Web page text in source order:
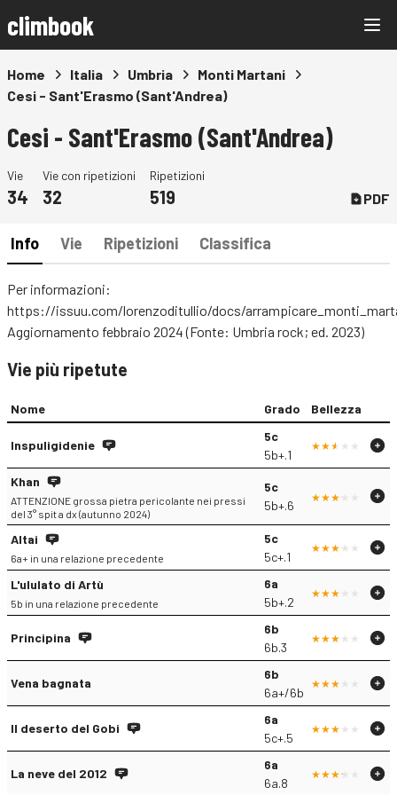
climbook
Home Italia Umbria
Monti Martani
Cesi - Sant'Erasmo (Sant'Andrea)
Cesi - Sant'Erasmo (Sant'Andrea)
Vie
34
Vie con ripetizioni
32
Ripetizioni
519 PDF
Info Vie Ripetizioni Classifica
Per informazioni:
https://issuu.com/lorenzoditullio/docs/
Aggiornamento febbraio 2024 (Fonte: Umbria rock; ed. 2023)
Vie più ripetute
Nome Grado Bellezza
Inspuligidenie
5c
5b+.1
Khan
ATTENZIONE grossa pietra pericolante nei pressi
del 3° spit a dx (autunno 2024)
5c
5b+.6
Altai
6a+ in una relazione precedente
5c
5c+.1
L'ululato di Artù
5b in una relazione precedente
6a
5b+.2
Principina
6b
6b.3
Vena bagnata
6b
6a+/6b
Il deserto del Gobi
6a
5c+.5
La neve del 2012
6a
6a.8